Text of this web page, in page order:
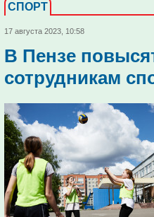
СПОРТ
17 августа 2023, 10:58
В Пензе
сотрудникам